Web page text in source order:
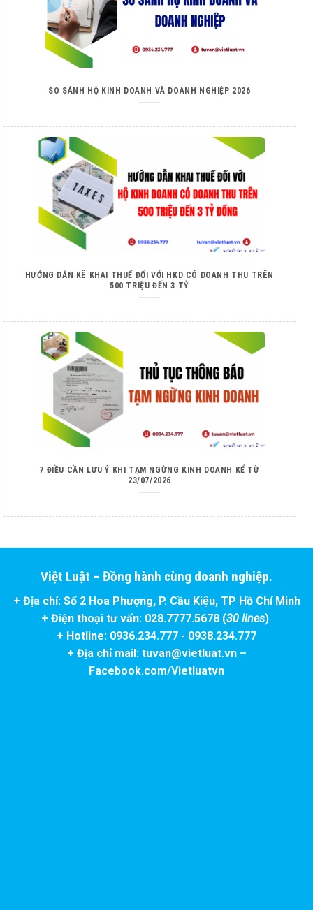
SO SÁNH HỘ KINH DOANH VÀ DOANH NGHIỆP 2026
HƯỚNG DẪN KÊ KHAI THUẾ ĐỐI VỚI HKD CÓ DOANH THU TRÊN
500 TRIỆU ĐẾN 3 TỶ
7 ĐIỀU CẦN LƯU Ý KHI TẠM NGỪNG KINH DOANH KỂ TỪ
23/07/2026
Việt Luật – Đồng hành cùng doanh nghiệp.
+ Địa chỉ: Số 2 Hoa Phượng, P. Cầu Kiệu, TP Hồ Chí Minh
+ Điện thoại tư vấn: 028.7777.5678 (30 lines)
+ Hotline: 0936.234.777 - 0938.234.777
+ Địa chỉ mail: tuvan@vietluat.vn –
Facebook.com/Vietluatvn